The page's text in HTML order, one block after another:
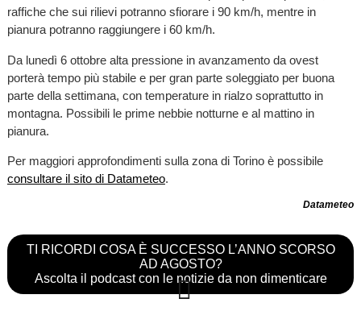
raffiche che sui rilievi potranno sfiorare i 90 km/h, mentre in
pianura potranno raggiungere i 60 km/h.
Da lunedì 6 ottobre alta pressione in avanzamento da ovest
porterà tempo più stabile e per gran parte soleggiato per buona
parte della settimana, con temperature in rialzo soprattutto in
montagna. Possibili le prime nebbie notturne e al mattino in
pianura.
Per maggiori approfondimenti sulla zona di Torino è possibile
consultare il sito di Datameteo.
Datameteo
TI RICORDI COSA È SUCCESSO L’ANNO SCORSO
AD AGOSTO?
Ascolta il podcast con le notizie da non dimenticare